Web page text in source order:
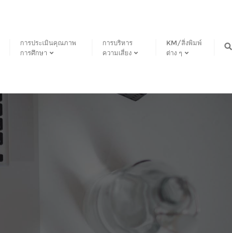
การประเมินคุณภาพ
การศึกษา
การบริหาร
ความเสี่ยง
KM/สิ่งพิมพ์
ต่าง ๆ